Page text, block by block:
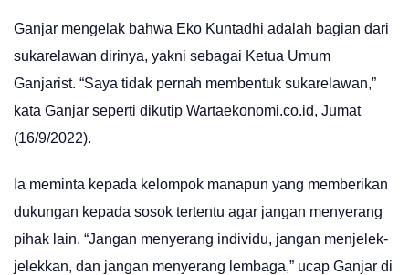
Ganjar mengelak bahwa Eko Kuntadhi adalah bagian dari
sukarelawan dirinya, yakni sebagai Ketua Umum
Ganjarist. “Saya tidak pernah membentuk sukarelawan,”
kata Ganjar seperti dikutip Wartaekonomi.co.id, Jumat
(16/9/2022).
Ia meminta kepada kelompok manapun yang memberikan
dukungan kepada sosok tertentu agar jangan menyerang
pihak lain. “Jangan menyerang individu, jangan menjelek-
jelekkan, dan jangan menyerang lembaga,” ucap Ganjar di